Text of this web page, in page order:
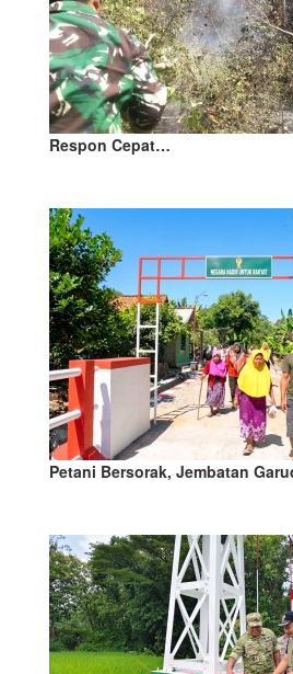
Respon Cepat…
Petani Bersorak, Jembatan